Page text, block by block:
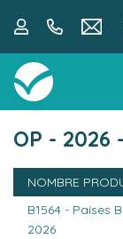
OP - 2026
NOMBRE
B1564 - Países
2026